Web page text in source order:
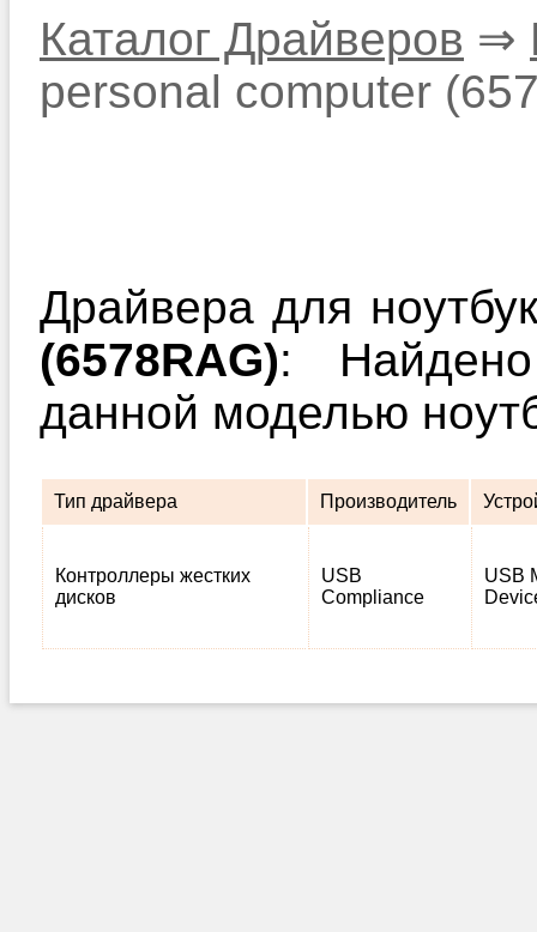
Каталог Драйверов ⇒
personal computer
Драйвера для
(6578RAG):
данной моделью
Тип драйвера Производитель
Контроллеры жестких
дисков
USB
Compliance
USB